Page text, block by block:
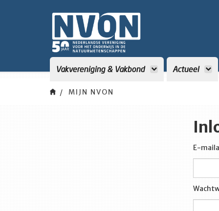
Vakvereniging & Vakbond Actueel
MIJN NVON
E-